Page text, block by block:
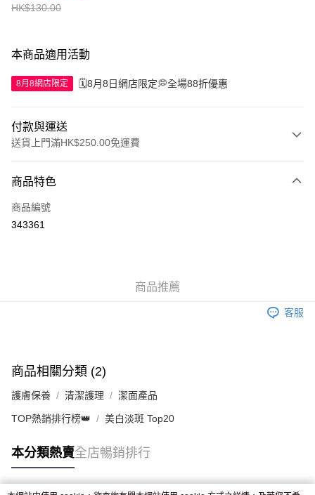
HK$130.00
本商品適用活動
8月8網店限定 🗓️8月8日網店限定💭全場88折優惠
付款與運送
送貨上門滿HK$250.00免運費
信用卡
Apple Pay
付款後門市自取，訂單確認後2-4個工作天到店，7天內取。逾期後
商品特色
商品編號
343361
商品推薦
客服
商品相關分類 (2)
護膚保養 清潔護理 潔面產品
TOP熱銷排行榜👑 美白淡斑 Top20
本分類熱賣全店暢銷排行